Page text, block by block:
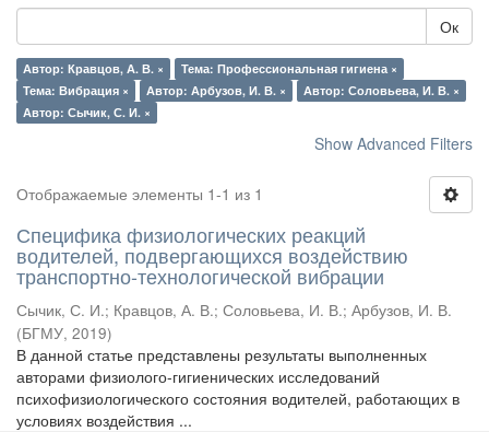
Ок
Автор: Кравцов, А. В. ×
Тема: Профессиональная гигиена ×
Тема: Вибрация ×
Автор: Арбузов, И. В. ×
Автор: Соловьева, И. В. ×
Автор: Сычик, С. И. ×
Show Advanced Filters
Отображаемые элементы 1-1 из 1
Специфика физиологических реакций
водителей, подвергающихся воздействию
транспортно-технологической вибрации
Сычик, С. И.; Кравцов, А. В.; Соловьева, И. В.; Арбузов, И. В.
(БГМУ, 2019)
В данной статье представлены результаты выполненных
авторами физиолого-гигиенических исследований
психофизиологического состояния водителей, работающих в
условиях воздействия ...